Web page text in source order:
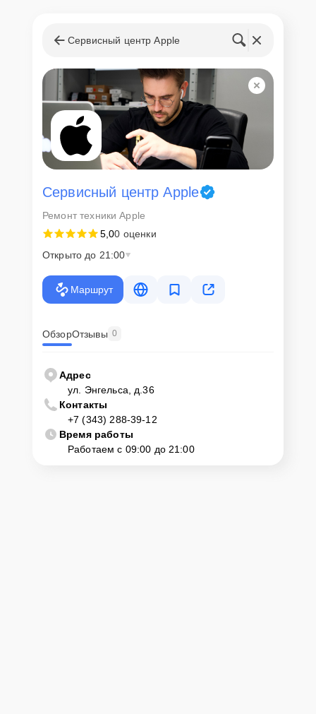
Сервисный центр Apple
Сервисный центр Apple
Ремонт техники Apple
5,00 оценки
Открыто до 21:00
Маршрут
ОбзорОтзывы 0
Адрес
ул. Энгельса, д.36
Контакты
+7 (343) 288-39-12
Время работы
Работаем с 09:00 до 21:00